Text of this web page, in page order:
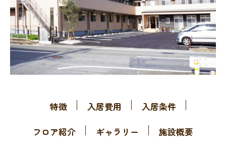
特徴 入居費用
入居条件
フロア紹介
ギャラリー 施設概要